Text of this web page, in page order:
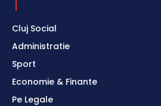
Cluj Social
Administratie
Sport
Economie & Finante
Pe Legale